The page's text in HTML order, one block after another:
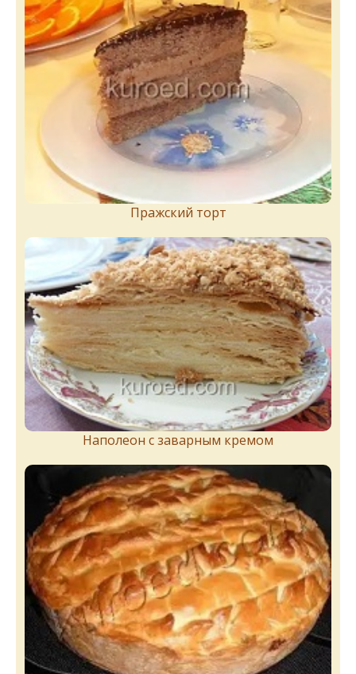
Пражский торт
Наполеон с заварным кремом